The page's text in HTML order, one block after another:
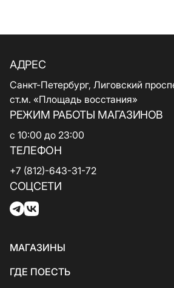
АДРЕС
Санкт-Петербург, Лиговский
ст.м. «Площадь восстания»
РЕЖИМ РАБОТЫ МАГАЗИНОВ
с 10:00 до 23:00
ТЕЛЕФОН
+7 (812)-643-31-72
СОЦСЕТИ
МАГАЗИНЫ
Все магазины
ГДЕ ПОЕСТЬ